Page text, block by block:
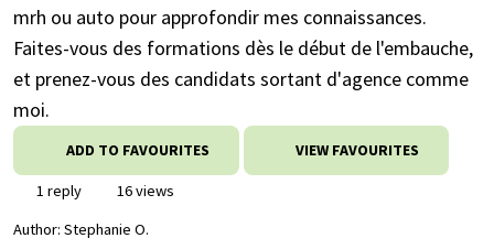
mrh ou auto pour approfondir mes connaissances.
Faites-vous des formations dès le début de l'embauche,
et prenez-vous des candidats sortant d'agence comme
moi.
ADD TO FAVOURITES VIEW FAVOURITES
1 reply
16 views
Author: Stephanie O.